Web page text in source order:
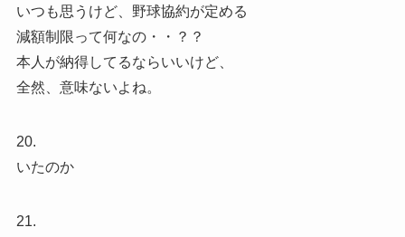
いつも思うけど、野球協約が定める
減額制限って何なの・・？？
本人が納得してるならいいけど、
全然、意味ないよね。
20.
いたのか
21.